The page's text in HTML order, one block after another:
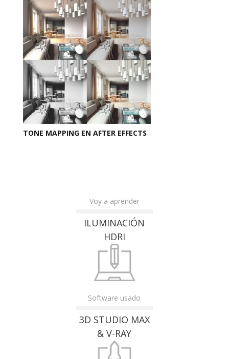
TONE MAPPING EN AFTER EFFECTS
Voy a aprender
ILUMINACIÓN
HDRI
Software usado
3D STUDIO MAX
& V-RAY